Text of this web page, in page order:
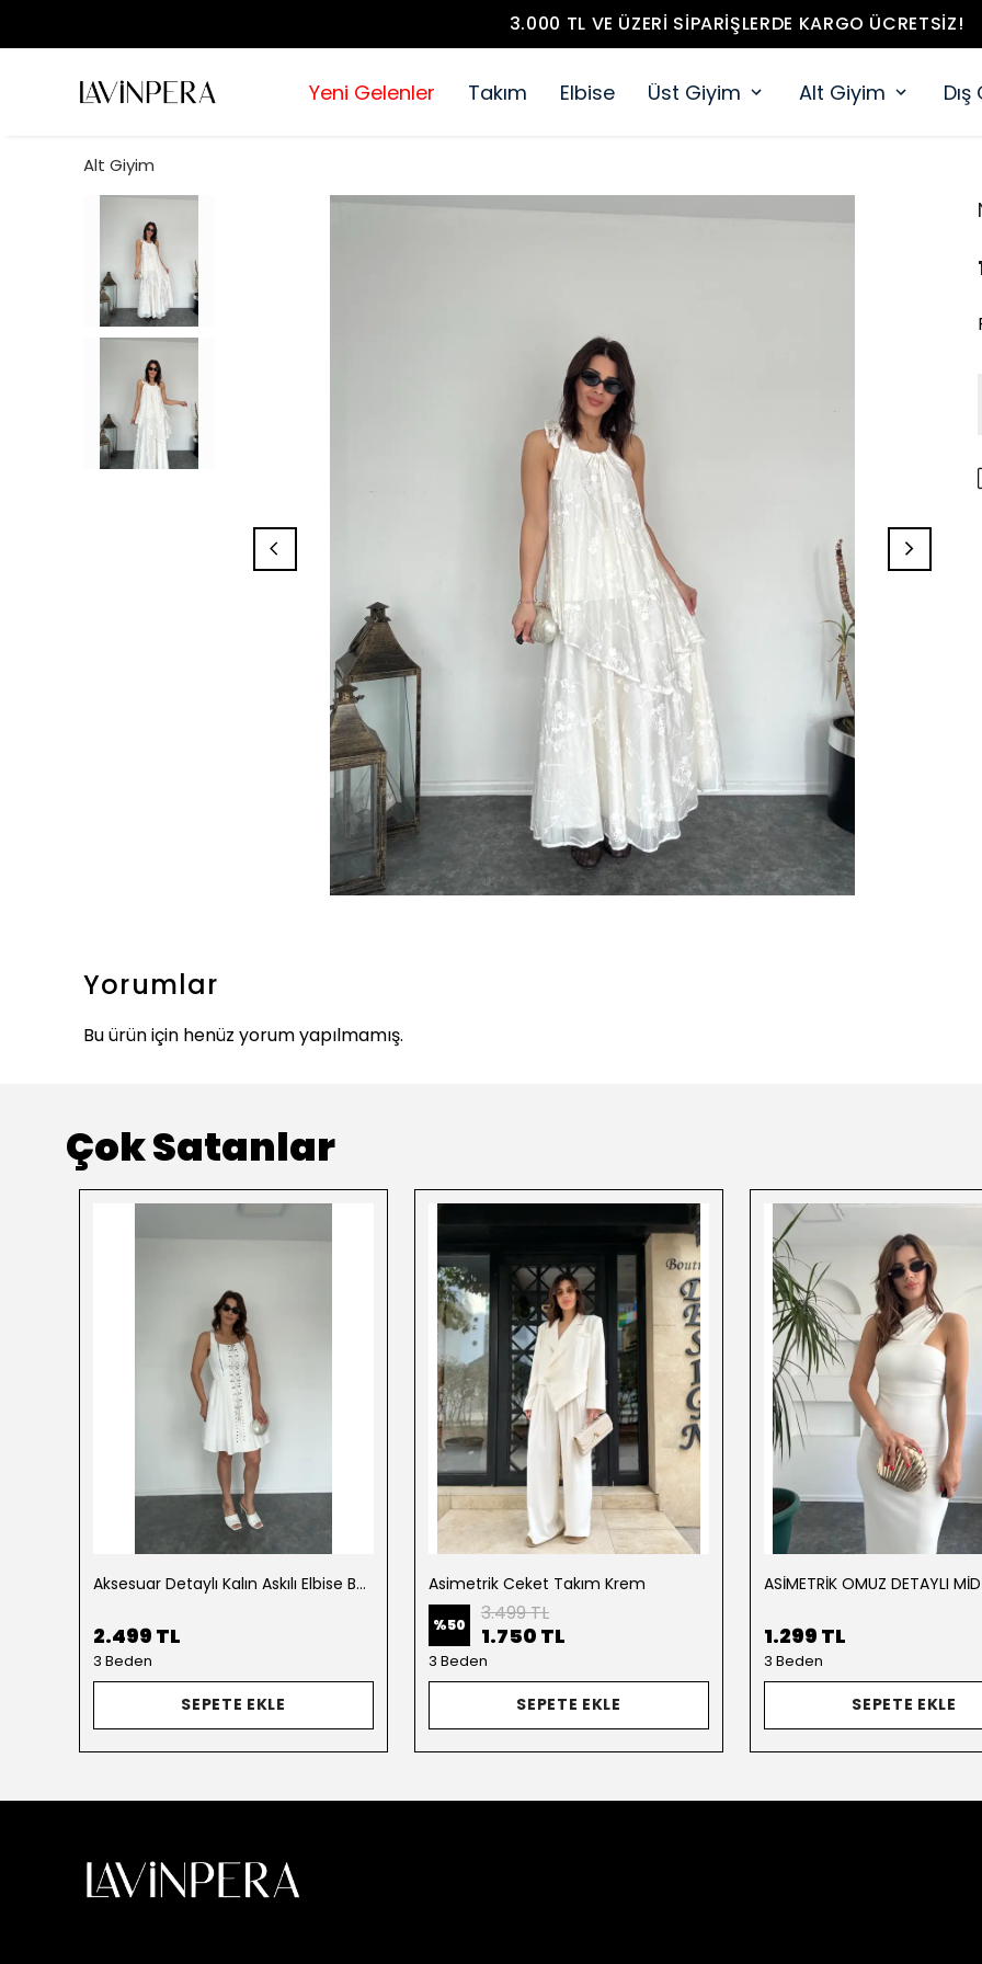
3.000 TL VE ÜZERI SIPARIŞLERDE KARGO ÜCRETSIZ!
Yeni Gelenler Takım Elbise Üst Giyim Alt Giyim
Alt Giyim
Yorumlar
Bu ürün için henüz yorum yapılmamış.
Çok Satanlar
Aksesuar Detaylı Kalın Askılı Elbise Beyaz
2.499 TL
3 Beden
SEPETE EKLE
Asimetrik Ceket Takım Krem
%50 3.499 TL
1.750 TL
3 Beden
SEPETE EKLE
1.299 TL
3 Beden
SEPETE EKLE